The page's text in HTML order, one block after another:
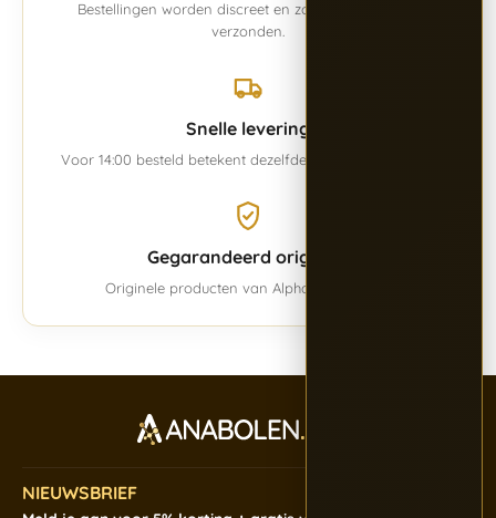
Bestellingen worden discreet en zorgvuldig verpakt
verzonden.
Snelle levering
Voor 14:00 besteld betekent dezelfde werkdag verwerkt.
Gegarandeerd origineel
Originele producten van Alpha BioPharma.
NIEUWSBRIEF